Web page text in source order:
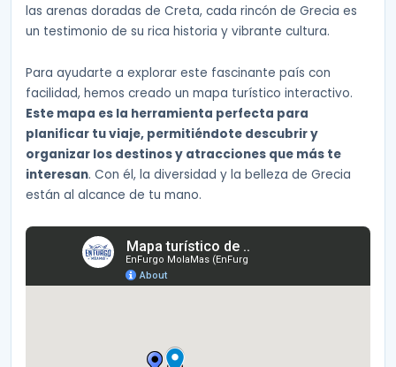
las arenas doradas de Creta, cada rincón de Grecia es
un testimonio de su rica historia y vibrante cultura.
Para ayudarte a explorar este fascinante país con
facilidad, hemos creado un mapa turístico interactivo.
Este mapa es la herramienta perfecta para
planificar tu viaje, permitiéndote descubrir y
organizar los destinos y atracciones que más te
interesan. Con él, la diversidad y la belleza de Grecia
están al alcance de tu mano.